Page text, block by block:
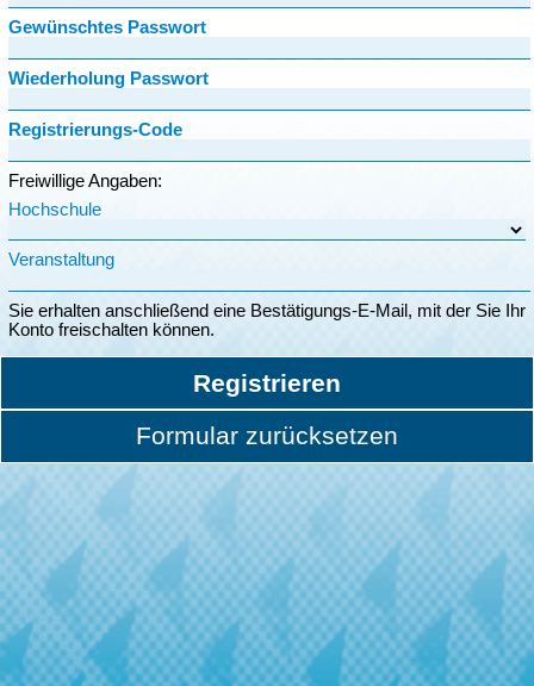
Gewünschtes Passwort
Wiederholung Passwort
Registrierungs-Code
Freiwillige Angaben:
Hochschule
Veranstaltung
Sie erhalten anschließend eine Bestätigungs-E-Mail, mit der Sie Ihr
Konto freischalten können.
Registrieren
Formular zurücksetzen